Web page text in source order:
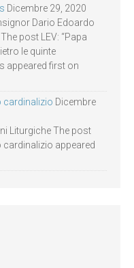
Dicembre 29, 2020
Dario Edoardo
post LEV: “Papa
le quinte
appeared first on
cardinalizio Dicembre
Liturgiche The post
cardinalizio appeared